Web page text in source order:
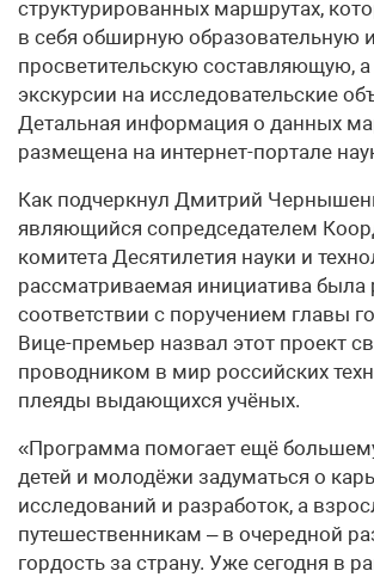
структурированных маршрутах,
в себя обширную образовательную и
просветительскую составляющую,
экскурсии на исследовательские
Детальная информация о данных
размещена на интернет-портале
Как подчеркнул Дмитрий
являющийся сопредседателем
комитета Десятилетия науки и
рассматриваемая инициатива была
соответствии с поручением главы
Вице-премьер назвал этот проект
проводником в мир российских
плеяды выдающихся учёных.
«Программа помогает ещё
детей и молодёжи задуматься о
исследований и разработок, а
путешественникам – в очередной
гордость за страну. Уже сегодня в